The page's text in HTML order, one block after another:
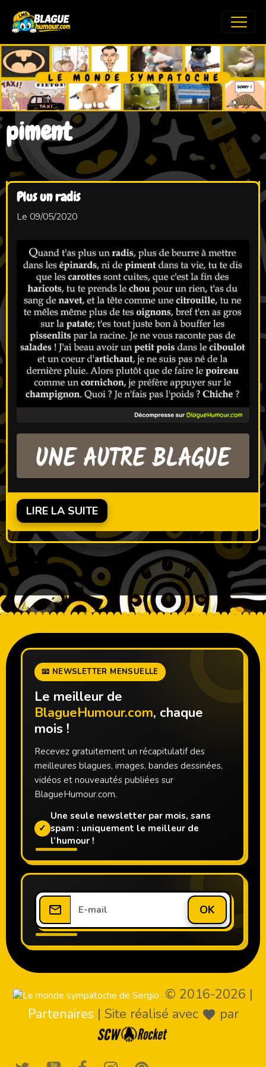
piment
Plus un radis
Le 09/05/2020
LIRE LA SUITE
📧 NEWSLETTER MENSUELLE
Le meilleur de
BlagueHumour.com, chaque
mois !
Recevez gratuitement un récapitulatif des
meilleures blagues, images, bandes dessinées,
vidéos et nouveautés publiées sur
BlagueHumour.com.
✓
Une seule newsletter par mois, sans
spam : uniquement le meilleur de
l’humour !
OK
© 2016-2026 |
Partenaires | Site réalisé avec par